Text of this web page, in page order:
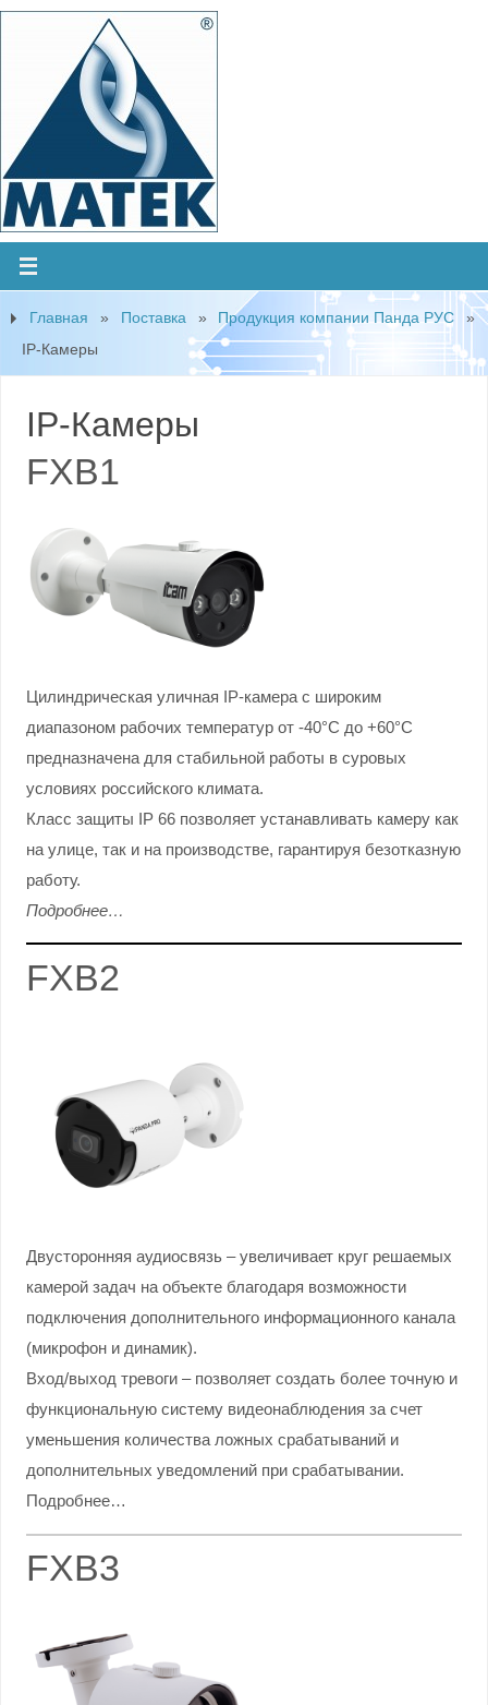
Главная » Поставка » Продукция компании Панда РУС
»
IP-Камеры
IP-Камеры
FXB1
Цилиндрическая уличная IP-камера с широким
диапазоном рабочих температур от -40°С до +60°С
предназначена для стабильной работы в суровых
условиях российского климата.
Класс защиты IP 66 позволяет устанавливать камеру как
на улице, так и на производстве, гарантируя безотказную
работу.
Подробнее…
FXB2
Двусторонняя аудиосвязь – увеличивает круг решаемых
камерой задач на объекте благодаря возможности
подключения дополнительного информационного канала
(микрофон и динамик).
Вход/выход тревоги – позволяет создать более точную и
функциональную систему видеонаблюдения за счет
уменьшения количества ложных срабатываний и
дополнительных уведомлений при срабатывании.
Подробнее…
FXB3